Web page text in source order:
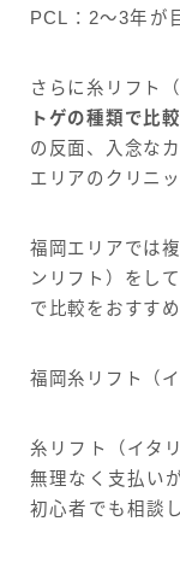
PCL：2〜3年が
さらに糸リフト
トゲの種類で比較
の反面、入念な
エリアのクリニ
福岡エリアでは
ンリフト）をし
で比較をおすす
福岡糸リフト（
糸リフト（イタ
無理なく支払い
初心者でも相談